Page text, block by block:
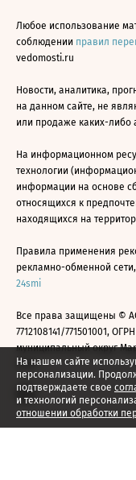
На нашем сайте
персонализации.
подтверждаете свое
и технологий
отношении обработки
Любое использование
соблюдении правил
vedomosti.ru
Новости, аналитика,
на данном сайте, не
или продаже каких-либо
На информационном
технологии
информации на основе
относящихся к
находящихся на
Правила применения
рекламно-обменной
24smi
Все права защищены ©
7712108141/771501001,
муниципальный округ
2026